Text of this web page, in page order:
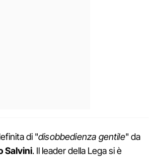
di "disobbedienza gentile" da
Salvini. Il leader della Lega si è